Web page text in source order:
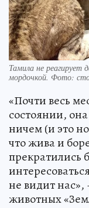
Тамила не реагирует
мордочкой. Фото:
«Почти весь
состоянии,
ничем (и это
что жива и
прекратились
не видит нас»,
животных